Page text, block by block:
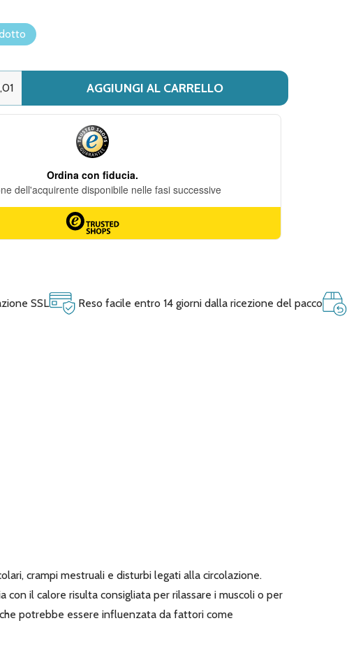
DI ALVITA - BORSA DELL'ACQUA CALDA IN PVC CONFEZIONE 1
QUANTITÀ DI ALVITA - BORSA DELL'ACQUA CALDA IN PVC
AGGIUNGI AL CARRELLO
SSL Reso facile entro 14 giorni dalla ricezione del pacco
crampi mestruali e disturbi legati alla circolazione.
il calore risulta consigliata per rilassare i muscoli o per
potrebbe essere influenzata da fattori come